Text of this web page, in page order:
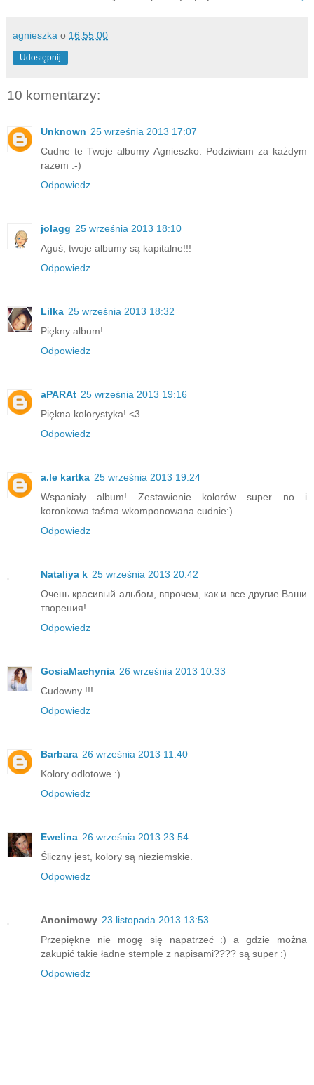
agnieszka o 16:55:00
Udostępnij
10 komentarzy:
Unknown 25 września 2013 17:07
Cudne te Twoje albumy Agnieszko. Podziwiam za każdym
razem :-)
Odpowiedz
jolagg 25 września 2013 18:10
Aguś, twoje albumy są kapitalne!!!
Odpowiedz
Lilka 25 września 2013 18:32
Piękny album!
Odpowiedz
aPARAt 25 września 2013 19:16
Piękna kolorystyka! <3
Odpowiedz
a.le kartka 25 września 2013 19:24
Wspaniały album! Zestawienie kolorów super no i
koronkowa taśma wkomponowana cudnie:)
Odpowiedz
Nataliya k 25 września 2013 20:42
Очень красивый альбом, впрочем, как и все другие Ваши
творения!
Odpowiedz
GosiaMachynia 26 września 2013 10:33
Cudowny !!!
Odpowiedz
Barbara 26 września 2013 11:40
Kolory odlotowe :)
Odpowiedz
Ewelina 26 września 2013 23:54
Śliczny jest, kolory są nieziemskie.
Odpowiedz
Anonimowy 23 listopada 2013 13:53
Przepiękne nie mogę się napatrzeć :) a gdzie można
zakupić takie ładne stemple z napisami???? są super :)
Odpowiedz